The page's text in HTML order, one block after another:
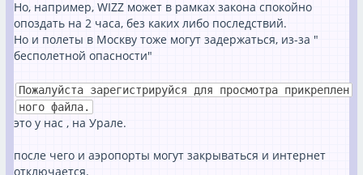
Но, например, WIZZ может в рамках закона спокойно
опоздать на 2 часа, без каких либо последствий.
Но и полеты в Москву тоже могут задержаться, из-за "
бесполетной опасности"
Пожалуйста зарегистрируйся для просмотра прикреплен
ного файла.
это у нас , на Урале.
после чего и аэропорты могут закрываться и интернет
отключается.